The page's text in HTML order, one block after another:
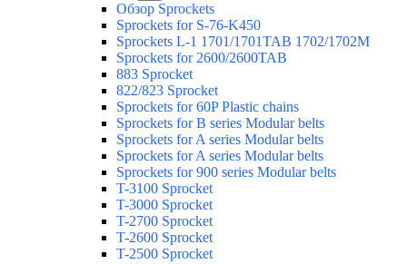
Обзор Sprockets
Sprockets for S-76-K450
Sprockets L-1 1701/1701TAB 1702/1702M
Sprockets for 2600/2600TAB
883 Sprocket
822/823 Sprocket
Sprockets for 60P Plastic chains
Sprockets for B series Modular belts
Sprockets for A series Modular belts
Sprockets for A series Modular belts
Sprockets for 900 series Modular belts
T-3100 Sprocket
T-3000 Sprocket
T-2700 Sprocket
T-2600 Sprocket
T-2500 Sprocket